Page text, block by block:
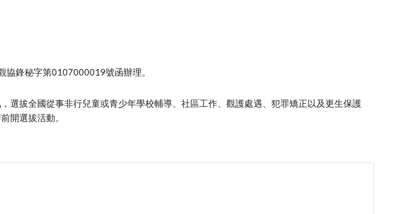
協鋒秘字第0107000019號函辦理。
選拔全國從事非行兒童或青少年學校輔導、社區工作、觀護處遇、犯罪矯正以及更生保護
開選拔活動。